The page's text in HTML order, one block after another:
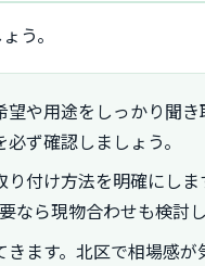
う。
や用途をしっかり聞
ず確認しましょう。
付け方法を明確にし
ら現物合わせも検討し
ます。北区で相場感